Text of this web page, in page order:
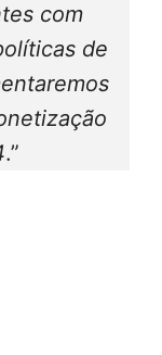
com
de
.”